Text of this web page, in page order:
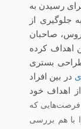
رسیدن به
جلوگیری از
صاحبان
اهداف کرده‌
بستری
در بین افراد
اهداف خود
فرصت‌هایی که
با هم بررسی